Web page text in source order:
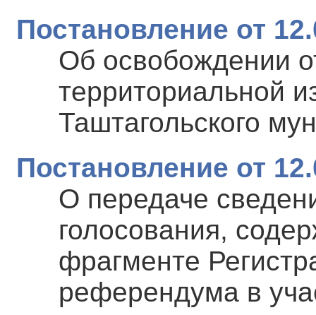
Постановление от
Об освобождении
территориальной
Таштагольского
Постановление от
О передаче
голосования,
фрагменте
референдума в